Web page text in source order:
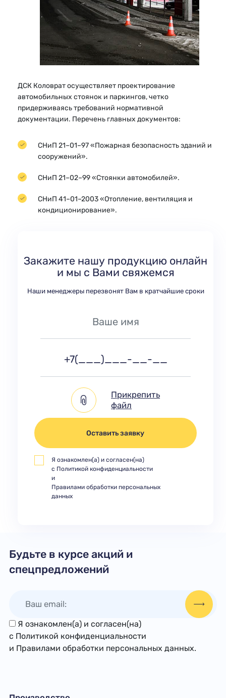
ДСК Коловрат осуществляет проектирование
автомобильных стоянок и паркингов, четко
придерживаясь требований нормативной
документации. Перечень главных документов:
СНиП 21–01–97 «Пожарная безопасность зданий и
сооружений».
СНиП 21–02–99 «Стоянки автомобилей».
СНиП 41–01–2003 «Отопление, вентиляция и
кондиционирование».
Закажите нашу продукцию онлайн
и мы с Вами свяжемся
Наши менеджеры перезвонят Вам в кратчайшие сроки
Прикрепить
файл
Оставить заявку
Я ознакомлен(а) и согласен(на)
с Политикой конфиденциальности
и
Правилами обработки персональных
данных
Будьте в курсе акций и
спецпредложений
Я ознакомлен(а) и согласен(на)
с Политикой конфиденциальности
и Правилами обработки персональных данных.